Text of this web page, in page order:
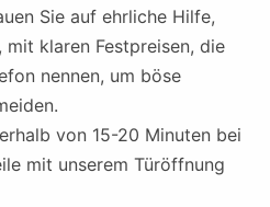
Sie auf ehrliche Hilfe,
klaren Festpreisen, die
nennen, um böse
von 15-20 Minuten bei
mit unserem Türöffnung